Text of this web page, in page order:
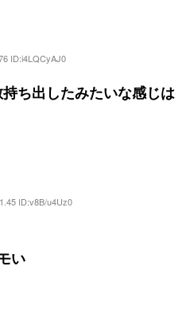
ID:i4LQCyAJ0
ち出したみたいな感じは
ID:v8B/u4Uz0
い